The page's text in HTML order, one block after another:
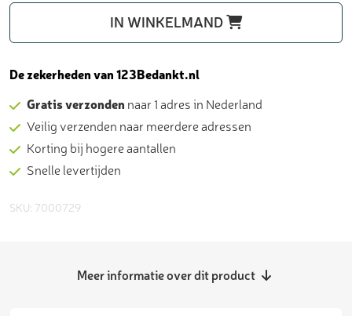
-
aantal
IN WINKELMAND
De zekerheden van 123Bedankt.nl
Gratis verzonden naar 1 adres in Nederland
Veilig verzenden naar meerdere adressen
Korting bij hogere aantallen
Snelle levertijden
SKU: 7000729
Meer informatie over dit product